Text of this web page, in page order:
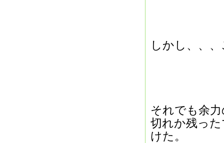
しかし、、
それでも余
切れか残っ
けた。